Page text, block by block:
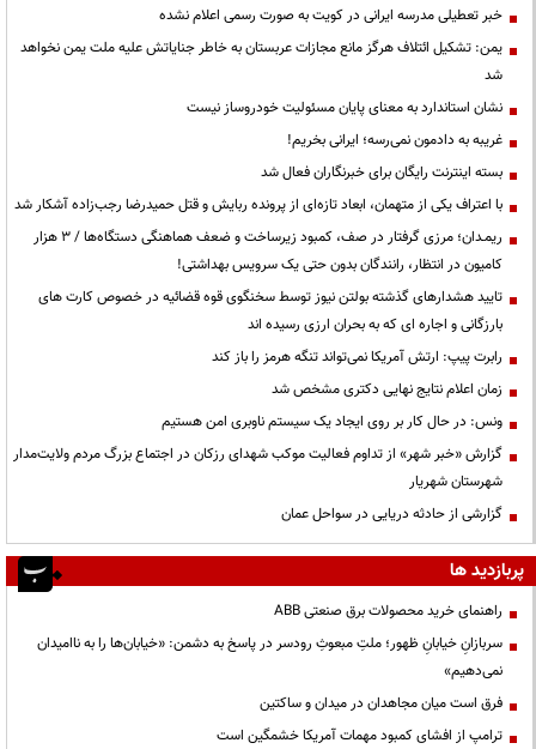
خبر تعطیلی مدرسه ایرانی در کویت به صورت رسمی اعلام نشده
یمن: تشکیل ائتلاف هرگز مانع مجازات عربستان به خاطر جنایاتش علیه ملت یمن نخواهد
شد
نشان استاندارد به معنای پایان مسئولیت خودروساز نیست
غریبه به دادمون نمی‌رسه؛ ایرانی بخریم!
بسته اینترنت رایگان برای خبرنگاران فعال شد
با اعتراف یکی از متهمان، ابعاد تازه‌ای از پرونده ربایش و قتل حمیدرضا رجب‌زاده آشکار شد
ریمـدان؛ مرزی گرفتار در صف، کمبود زیرساخت و ضعف هماهنگی دستگاه‌ها / ۳ هزار
کامیون در انتظار، رانندگان بدون حتی یک سرویس بهداشتی!
تایید هشدارهای گذشته بولتن نیوز توسط سخنگوی قوه قضائیه در خصوص کارت های
بارزگانی و اجاره ای که به بحران ارزی رسیده اند
رابرت پیپ: ارتش آمریکا نمی‌تواند تنگه هرمز را باز کند
زمان اعلام نتایج نهایی دکتری مشخص شد
ونس: در حال کار بر روی ایجاد یک سیستم ناوبری امن هستیم
گزارش «خبر شهر» از تداوم فعالیت موکب شهدای رزکان در اجتماع بزرگ مردم ولایت‌مدار
شهرستان شهریار
گزارشی از حادثه دریایی در سواحل عمان
پربازدید ها
راهنمای خرید محصولات برق صنعتی ABB
سربازانِ خیابانِ ظهور؛ ملتِ مبعوثِ رودسر در پاسخ به دشمن: «خیابان‌ها را به ناامیدان
نمی‌دهیم»
فرق است میان مجاهدان در میدان و ساکتین
ترامپ از افشای کمبود مهمات آمریکا خشمگین است